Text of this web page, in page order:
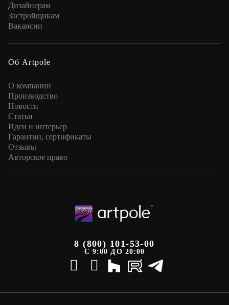
Дизайнерам
Застройщикам
Вакансии
Об Artpole
О компании
Производство
Новости
Статьи
Идеи и интерьер
Гарантии, сертификаты
Отзывы
Авторское право
8 (800) 101-53-00
С 9:00 ДО 20:00